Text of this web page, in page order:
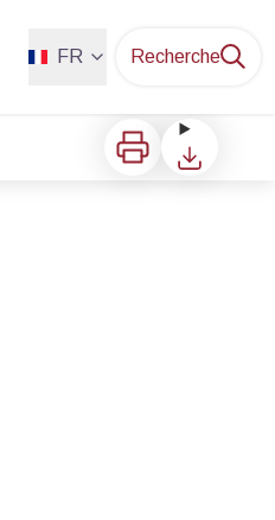
FR Recherche
ImprimerTélécharger